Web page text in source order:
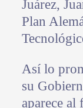
Juárez,
Plan
Así lo
su
aparece al